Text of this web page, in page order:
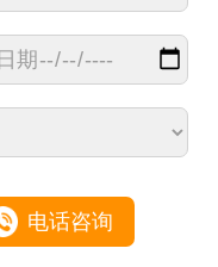
电话咨询